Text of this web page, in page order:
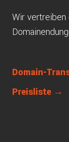
Wir
Domain-
Preisliste →